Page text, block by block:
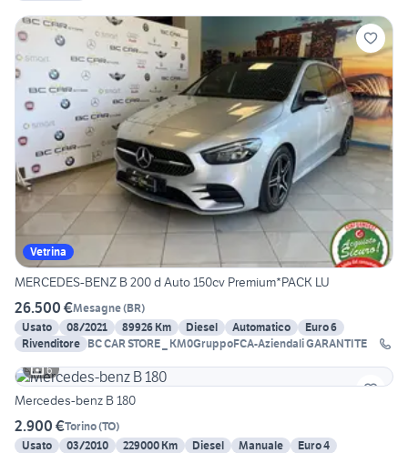
Vetrina
MERCEDES-BENZ B 200 d Auto 150cv Premium*PACK LU
26.500 €Mesagne(BR)
Usato
08/2021 89926 Km Diesel Automatico
Euro 6
Rivenditore BC CAR STORE _ KM0GruppoFCA-Aziendali GARANTITE
6
Mercedes-benz B 180
2.900 €Torino(TO)
Usato
03/2010 229000 Km Diesel Manuale Euro 4